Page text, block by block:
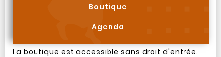
Boutique
Agenda
La boutique est accessible sans droit d'entrée.